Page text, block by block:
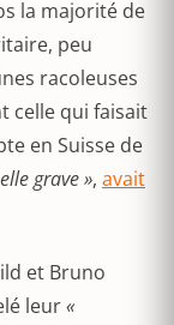
la majorité de
peu
racoleuses
celle qui faisait
en Suisse de
grave », avait
et Bruno
leur«